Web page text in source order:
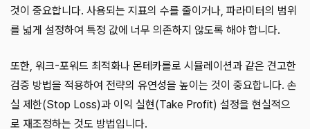
것이 중요합니다. 사용되는 지표의 수를 줄이거나, 파라미터의 범위
를 넓게 설정하여 특정 값에 너무 의존하지 않도록 해야 합니다.
또한, 워크-포워드 최적화나 몬테카를로 시뮬레이션과 같은 견고한
검증 방법을 적용하여 전략의 유연성을 높이는 것이 중요합니다. 손
실 제한(Stop Loss)과 이익 실현(Take Profit) 설정을 현실적으
로 재조정하는 것도 방법입니다.